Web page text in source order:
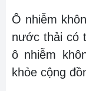
Ô nhiễm
nước thải có
ô nhiễm
khỏe cộng